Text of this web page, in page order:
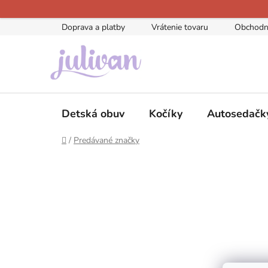
na
Doprava a platby Vrátenie tovaru
Detská obuv Kočíky
Domov
/ Predávané značky